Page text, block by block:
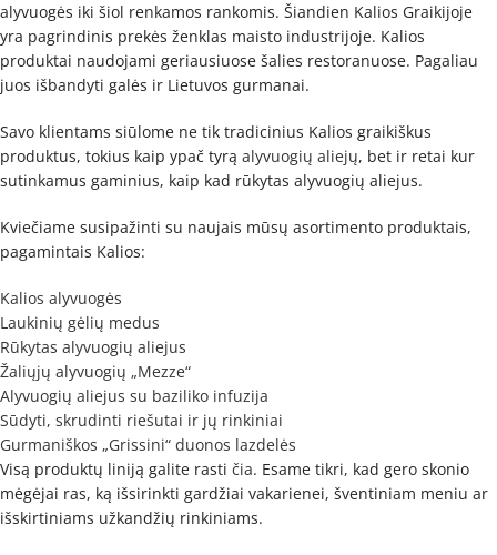
alyvuogės iki šiol renkamos rankomis. Šiandien Kalios Graikijoje
yra pagrindinis prekės ženklas maisto industrijoje. Kalios
produktai naudojami geriausiuose šalies restoranuose. Pagaliau
juos išbandyti galės ir Lietuvos gurmanai.
Savo klientams siūlome ne tik tradicinius Kalios graikiškus
produktus, tokius kaip ypač tyrą alyvuogių aliejų, bet ir retai kur
sutinkamus gaminius, kaip kad rūkytas alyvuogių aliejus.
Kviečiame susipažinti su naujais mūsų asortimento produktais,
pagamintais Kalios:
Kalios alyvuogės
Laukinių gėlių medus
Rūkytas alyvuogių aliejus
Žaliųjų alyvuogių „Mezze“
Alyvuogių aliejus su baziliko infuzija
Sūdyti, skrudinti riešutai ir jų rinkiniai
Gurmaniškos „Grissini“ duonos lazdelės
Visą produktų liniją galite rasti čia. Esame tikri, kad gero skonio
mėgėjai ras, ką išsirinkti gardžiai vakarienei, šventiniam meniu ar
išskirtiniams užkandžių rinkiniams.